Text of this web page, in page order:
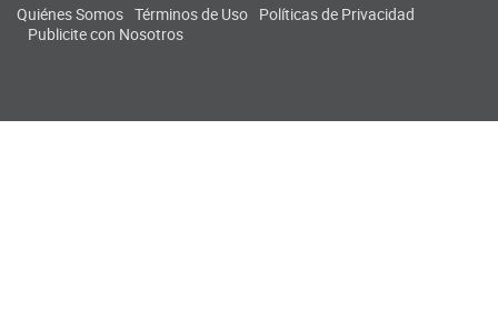
Quiénes Somos Términos de Uso Políticas de Privacidad
Publicite con Nosotros